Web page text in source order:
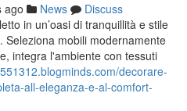
ago News
Discuss
in un’oasi di tranquillità e stile
mobili modernamente
integra l'ambiente con tessuti
decorare-
all-eleganza-e-al-comfort-